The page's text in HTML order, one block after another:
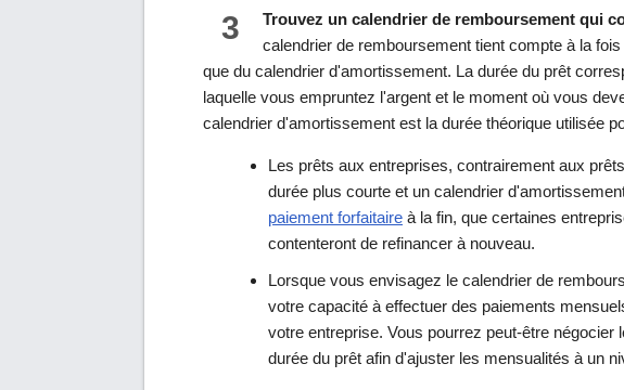
3 Trouvez un calendrier de remboursement qui
calendrier de remboursement tient compte à la
que du calendrier d'amortissement. La durée du prêt
laquelle vous empruntez l'argent et le moment où vous
calendrier d'amortissement est la durée théorique utilisée
Les prêts aux entreprises, contrairement aux
durée plus courte et un calendrier
paiement forfaitaire à la fin, que certaines
contenteront de refinancer à nouveau.
Lorsque vous envisagez le calendrier de
votre capacité à effectuer des paiements
votre entreprise. Vous pourrez peut-être négocier
durée du prêt afin d'ajuster les mensualités à un